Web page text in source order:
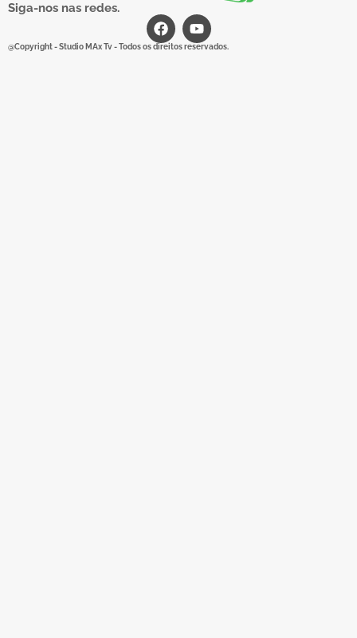
Siga-nos nas redes.
@Copyright - Studio MAx Tv - Todos os direitos reservados.